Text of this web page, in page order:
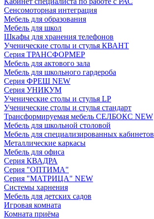
Сенсомоторная интеграция
Мебель для образования
Мебель для школ
Шкафы для хранения телефонов
Ученические столы и стулья КВАНТ
Серия ТРАНСФОРМЕР
Мебель для актового зала
Мебель для школьного гардероба
Серия ФРЕШ NEW
Серия УНИКУМ
Ученические столы и стулья LP
Ученические столы и стулья стандарт
Трансформируемая мебель СЕЛБОКС NEW
Мебель для школьной столовой
Мебель для специализированных кабинетов
Металлические каркасы
Мебель для офиса
Серия КВАДРА
Серия "ОПТИМА"
Серия "МАТРИЦА" NEW
Системы харнения
Мебель для детских садов
Игровая комната
Комната приёма